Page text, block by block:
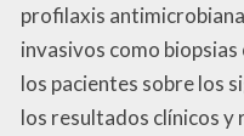
profilaxis
invasivos como
los pacientes sobre los
los resultados clínicos y